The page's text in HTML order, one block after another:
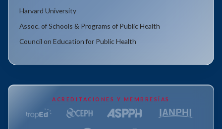
Harvard University
Assoc. of Schools & Programs of Public Health
Council on Education for Public Health
ACREDITACIONES Y MEMBRESÍAS